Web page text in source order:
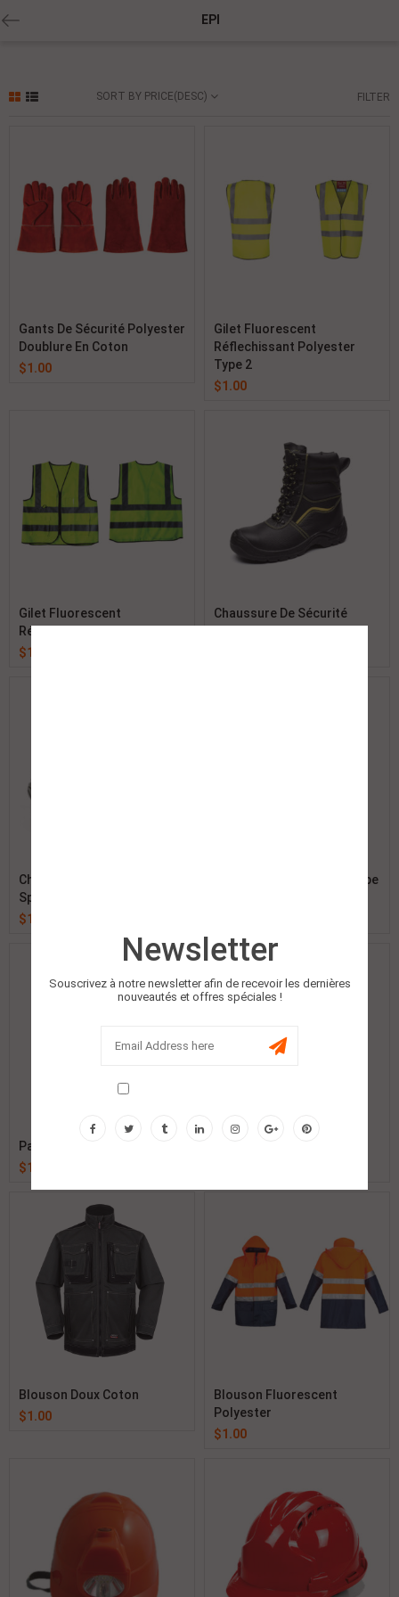
EPI
SORT BY PRICE(DESC) FILTER
Gants De Sécurité Polyester
Doublure En Coton
$1.00
Gilet Fluorescent
Réflechissant Polyester
Type 2
$1.00
Gilet Fluorescent
Réflechissant Polyester
$1.00
Chaussure De Sécurité
Chaussure De Sécurité
Sport
$1.00
Chaussure De Sécurité Type
Pantalon Polyester Oxford
$1.00
Blouson Doux Coton
$1.00
Blouson Fluorescent
Polyester
$1.00
Newsletter
Souscrivez à notre newsletter afin de recevoir les dernières
nouveautés et offres spéciales !